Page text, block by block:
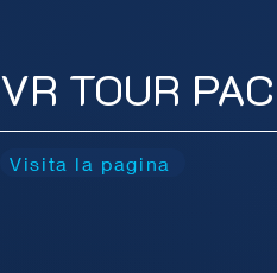
VR TOUR
Visita la pagina